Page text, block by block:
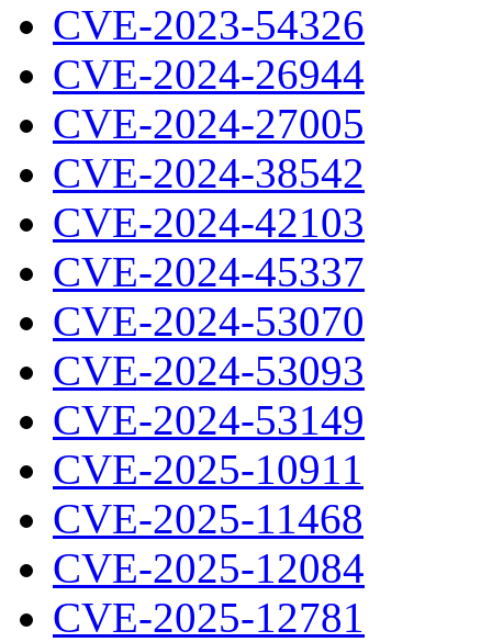
CVE-2023-54326
CVE-2024-26944
CVE-2024-27005
CVE-2024-38542
CVE-2024-42103
CVE-2024-45337
CVE-2024-53070
CVE-2024-53093
CVE-2024-53149
CVE-2025-10911
CVE-2025-11468
CVE-2025-12084
CVE-2025-12781